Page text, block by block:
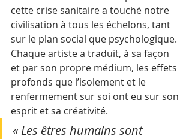
cette crise sanitaire a touché notre
civilisation à tous les échelons, tant
sur le plan social que psychologique.
Chaque artiste a traduit, à sa façon
et par son propre médium, les effets
profonds que l’isolement et le
renfermement sur soi ont eu sur son
esprit et sa créativité.
« Les êtres humains sont